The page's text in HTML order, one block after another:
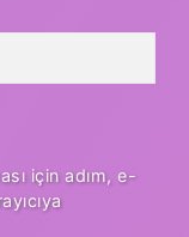
için adım, e-